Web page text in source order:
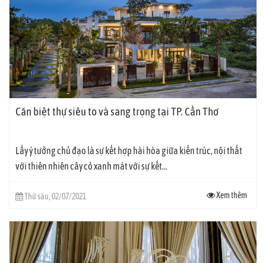
Căn biệt thự siêu to và sang trọng tại TP. Cần Thơ
Lấy ý tưởng chủ đạo là sự kết hợp hài hòa giữa kiến trúc, nội thất
với thiên nhiên cây cỏ xanh mát với sự kết...
Thứ sáu, 02/07/2021 Xem thêm